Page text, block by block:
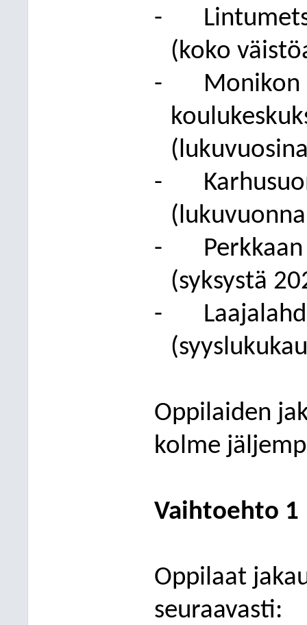
-
(koko
-
Monikon
-
-
(syksystä
-
Oppilaiden
kolme
Vaihtoehto 1
Oppilaat
seuraavasti: